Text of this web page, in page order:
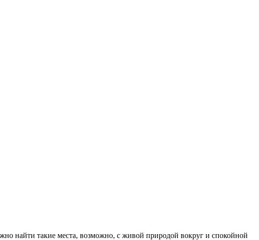
найти такие места, возможно, с живой природой вокруг и спокойной